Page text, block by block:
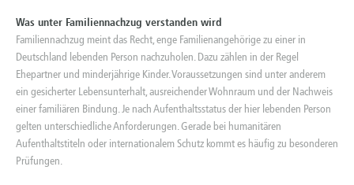
Was unter Familiennachzug verstanden wird
Familiennachzug meint das Recht, enge Familienangehörige zu einer in
Deutschland lebenden Person nachzuholen. Dazu zählen in der Regel
Ehepartner und minderjährige Kinder. Voraussetzungen sind unter anderem
ein gesicherter Lebensunterhalt, ausreichender Wohnraum und der Nachweis
einer familiären Bindung. Je nach Aufenthaltsstatus der hier lebenden Person
gelten unterschiedliche Anforderungen. Gerade bei humanitären
Aufenthaltstiteln oder internationalem Schutz kommt es häufig zu besonderen
Prüfungen.